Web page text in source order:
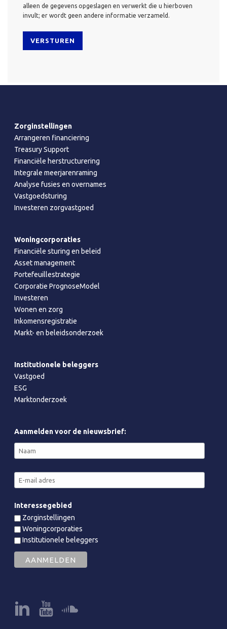
alleen de gegevens opgeslagen en verwerkt die u hierboven
invult; er wordt geen andere informatie verzameld.
Zorginstellingen
Arrangeren financiering
Treasury Support
Financiële herstructurering
Integrale meerjarenraming
Analyse fusies en overnames
Vastgoedsturing
Investeren zorgvastgoed
Woningcorporaties
Financiële sturing en beleid
Asset management
Portefeuillestrategie
Corporatie PrognoseModel
Investeren
Wonen en zorg
Inkomensregistratie
Markt- en beleidsonderzoek
Institutionele beleggers
Vastgoed
ESG
Marktonderzoek
Aanmelden voor de nieuwsbrief:
Interessegebied
Zorginstellingen
Woningcorporaties
Institutionele beleggers